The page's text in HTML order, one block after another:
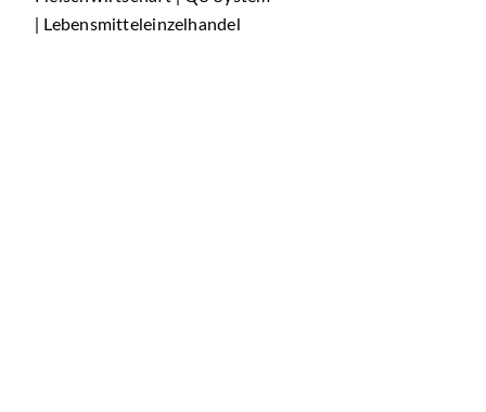
| Lebensmitteleinzelhandel